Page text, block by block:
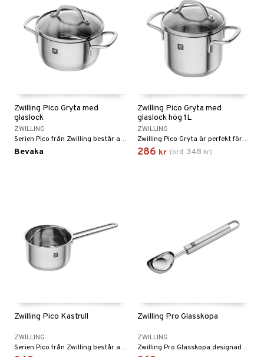
Zwilling Pico Gryta med
glaslock
ZWILLING
Serien Pico från Zwilling består av en unik serie kastruller, grytor och stekpannor för det lite mindre hushållet.
Bevaka
Zwilling Pico Gryta med
glaslock hög 1L
ZWILLING
Zwilling Pico Gryta är perfekt för värmning av tillbehör eller liknade med lite volym och med glas locket som ingår ser man lätt sin tillagning.
286 kr (ord. 348 kr)
Zwilling Pico Kastrull
ZWILLING
Serien Pico från Zwilling består av en unik serie kastruller, grytor och stekpannor för det lite mindre hushållet.
Zwilling Pro Glasskopa
ZWILLING
Zwilling Pro Glasskopa designad av Matteo Thun och Antonio Rodriguez.